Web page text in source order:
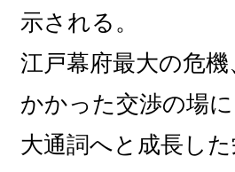
示される。
江戸幕府最大の危
かかった交渉の場に
大通詞へと成長し